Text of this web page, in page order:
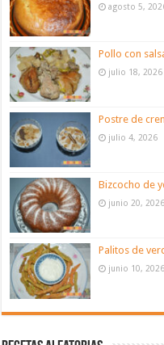
agosto 5,
Pollo con
julio 18, 2026
Postre de
julio 4, 2026
Bizcocho de
junio 20, 2026
Palitos de
junio 10, 2026